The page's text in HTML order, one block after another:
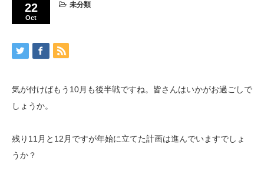
22
Oct
未分類
気が付けばもう10月も後半戦ですね。皆さんはいかがお過ごしで
しょうか。
残り11月と12月ですが年始に立てた計画は進んでいますでしょ
うか？